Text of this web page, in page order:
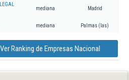
mediana Madrid
mediana Palmas (las)
Ver Ranking de Empresas Nacional